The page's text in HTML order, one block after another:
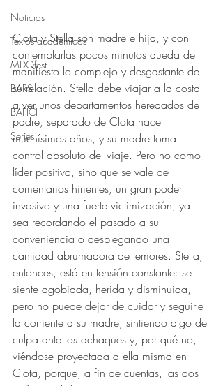
Noticias
Textos académicos
MDQfest
BARS
BAFICI
Series
Clota y Stella son madre e hija, y con
contemplarlas pocos minutos queda de
manifiesto lo complejo y desgastante de
su relación. Stella debe viajar a la costa
a ver unos departamentos heredados de
padre, separado de Clota hace
muchísimos años, y su madre toma
control absoluto del viaje. Pero no como
líder positiva, sino que se vale de
comentarios hirientes, un gran poder
invasivo y una fuerte victimización, ya
sea recordando el pasado a su
conveniencia o desplegando una
cantidad abrumadora de temores. Stella,
entonces, está en tensión constante: se
siente agobiada, herida y disminuida,
pero no puede dejar de cuidar y seguirle
la corriente a su madre, sintiendo algo de
culpa ante los achaques y, por qué no,
viéndose proyectada a ella misma en
Clota, porque, a fin de cuentas, las dos